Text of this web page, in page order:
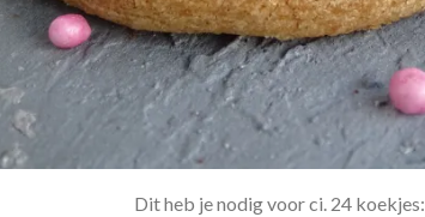
Dit heb je nodig voor ci. 24 koekjes: